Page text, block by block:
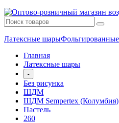
Латексные шары
Главная
Латексные шары
-
Без рисунка
ШДМ
ШДМ Sempertex (Колумбия)
Пастель
260